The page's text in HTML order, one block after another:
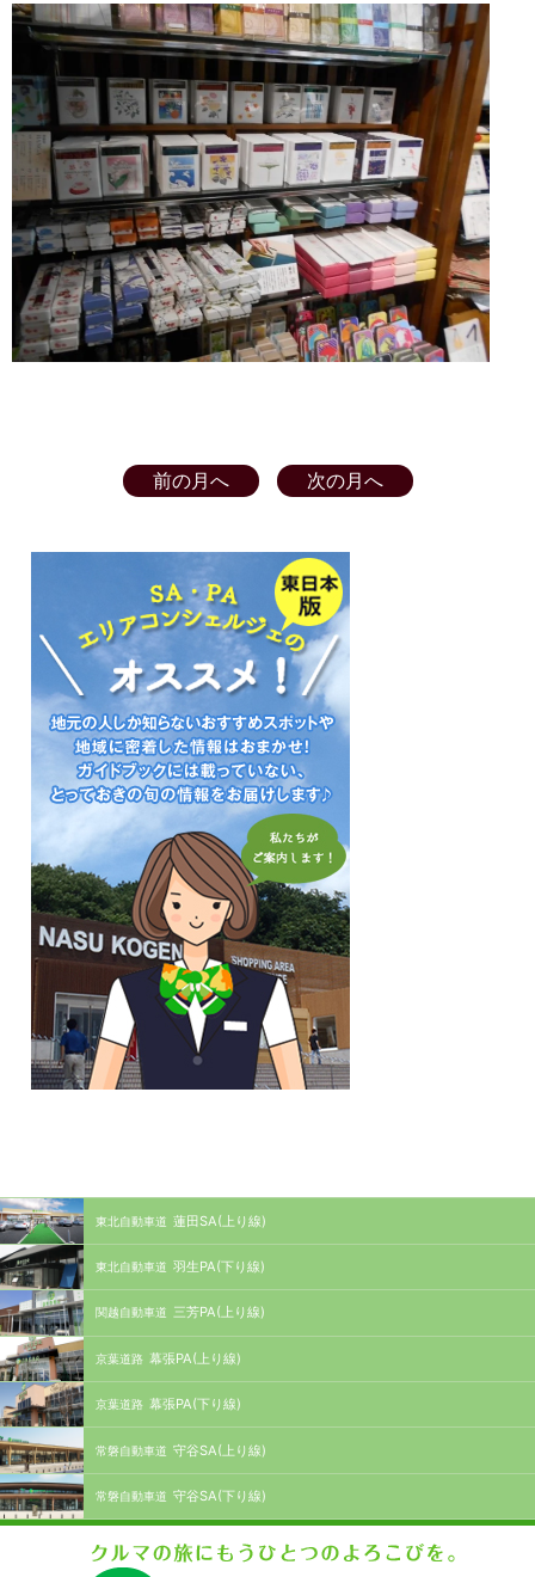
前の月へ 次の月へ
東北自動車道 蓮田SA(上り線)
東北自動車道 羽生PA(下り線)
関越自動車道 三芳PA(上り線)
京葉道路 幕張PA(上り線)
京葉道路 幕張PA(下り線)
常磐自動車道 守谷SA(上り線)
常磐自動車道 守谷SA(下り線)